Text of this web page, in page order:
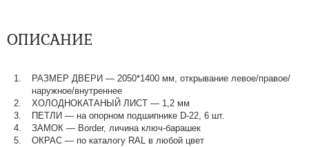
ОПИСАНИЕ
РАЗМЕР ДВЕРИ — 2050*1400 мм, открывание левое/правое/
наружное/внутреннее
ХОЛОДНОКАТАНЫЙ ЛИСТ — 1,2 мм
ПЕТЛИ — на опорном подшипнике D-22, 6 шт.
ЗАМОК — Border, личина ключ-барашек
ОКРАС — по каталогу RAL в любой цвет​​​​​​​